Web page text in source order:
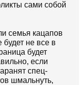
сами собой
семья кацапов
будет не все в
будет
если
спец-
шмальнуть,